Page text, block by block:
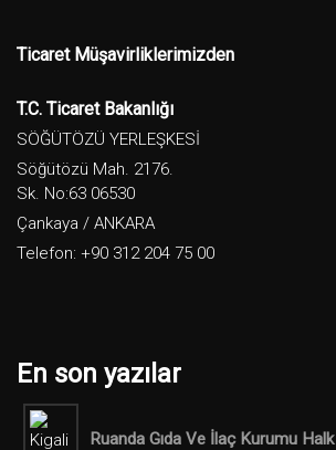
Ticaret Müşavirliklerimizden
T.C. Ticaret Bakanlığı
SÖĞÜTÖZÜ YERLEŞKESİ
Söğütözü Mah. 2176.
Sk. No:63 06530
Çankaya / ANKARA
Telefon: +90 312 204 75 00
En son yazılar
Ruanda Gıda Ve İlaç Kurumu Halk